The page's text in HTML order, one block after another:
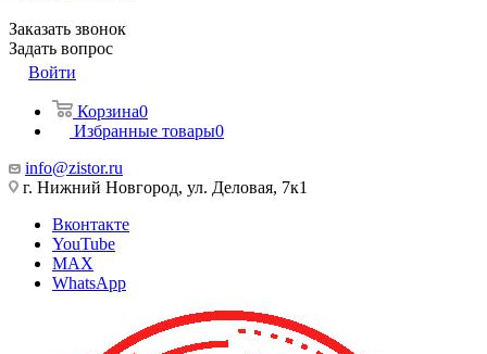
Заказать звонок
Задать вопрос
Войти
Корзина0
Избранные товары0
info@zistor.ru
г. Нижний Новгород, ул. Деловая, 7к1
Вконтакте
YouTube
MAX
WhatsApp